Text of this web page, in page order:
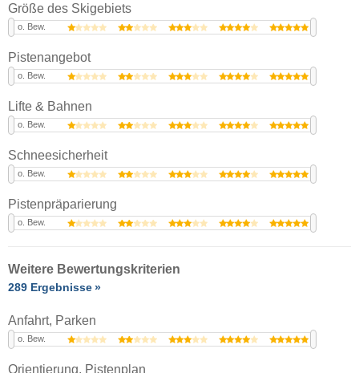
Größe des Skigebiets
o. Bew.
Pistenangebot
o. Bew.
Lifte & Bahnen
o. Bew.
Schneesicherheit
o. Bew.
Pistenpräparierung
o. Bew.
Weitere Bewertungskriterien
289 Ergebnisse
Anfahrt, Parken
o. Bew.
Orientierung, Pistenplan